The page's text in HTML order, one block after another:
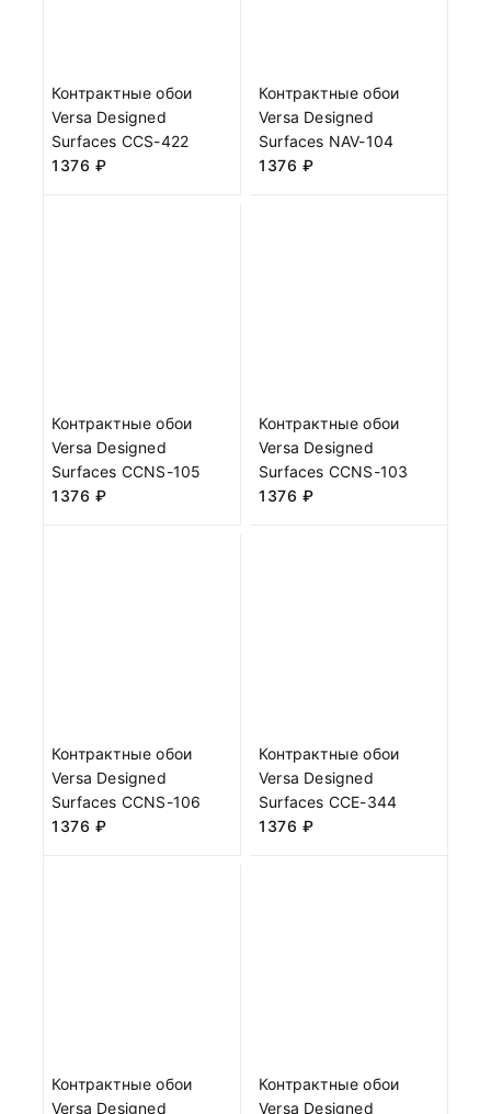
Контрактные обои
Versa Designed
Surfaces CCS-422
1376 ₽
Контрактные обои
Versa Designed
Surfaces NAV-104
1376 ₽
Контрактные обои
Versa Designed
Surfaces CCNS-105
1376 ₽
Контрактные обои
Versa Designed
Surfaces CCNS-103
1376 ₽
Контрактные обои
Versa Designed
Surfaces CCNS-106
1376 ₽
Контрактные обои
Versa Designed
Surfaces CCE-344
1376 ₽
Контрактные обои
Versa Designed
Контрактные обои
Versa Designed